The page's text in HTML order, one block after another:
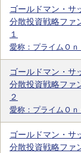
ゴールドマン・サ
分散投資戦略ファ
１
愛称：プライムＯｎ
ゴールドマン・サ
分散投資戦略ファ
２
愛称：プライムＯｎ
ゴールドマン・サ
分散投資戦略ファ